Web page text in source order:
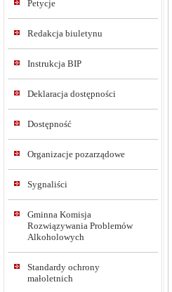
Petycje
Redakcja biuletynu
Instrukcja BIP
Deklaracja dostępności
Dostępność
Organizacje pozarządowe
Sygnaliści
Gminna Komisja
Rozwiązywania Problemów
Alkoholowych
Standardy ochrony
małoletnich